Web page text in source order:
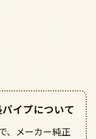
イプについて
、メーカー純正